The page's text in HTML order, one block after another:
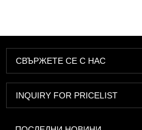
СВЪРЖЕТЕ СЕ С НАС
INQUIRY FOR PRICELIST